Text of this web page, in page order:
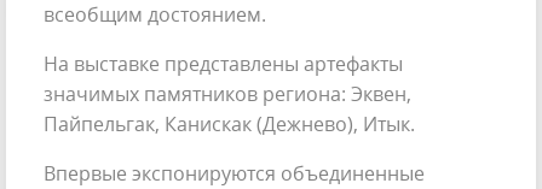
всеобщим достоянием.
На выставке представлены артефакты
значимых памятников региона: Эквен,
Пайпельгак, Канискак (Дежнево), Итык.
Впервые экспонируются объединенные